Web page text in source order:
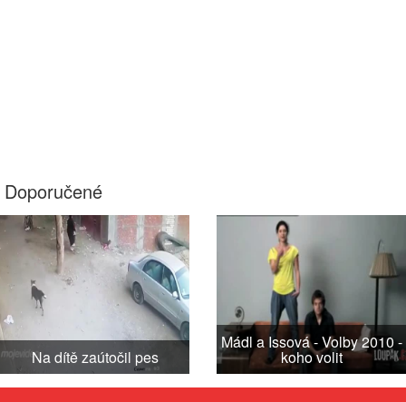
Doporučené
Na dítě zaútočil pes
Mádl a Issová - Volby 2010 -
koho volit